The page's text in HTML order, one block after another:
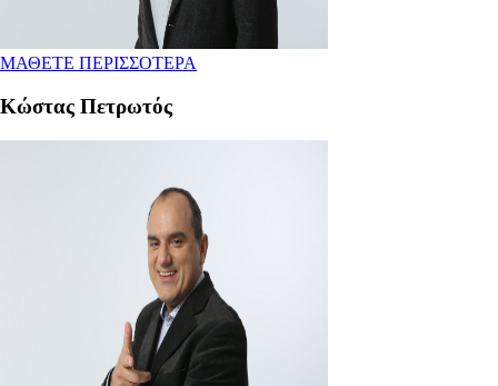
ΜΑΘΕΤΕ ΠΕΡΙΣΣΟΤΕΡΑ
Κώστας Πετρωτός